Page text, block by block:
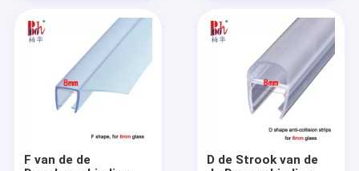
F van de de
D de Strook van de